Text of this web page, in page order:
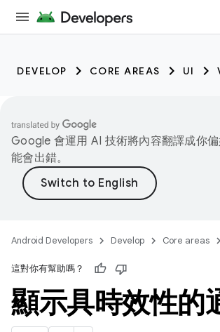
DEVELOP CORE AREAS UI
Google 會運用 AI 技術將內容翻譯成你
能會出錯。
Android Developers Develop Core areas
這對你有幫助嗎？
顯示具時效性的